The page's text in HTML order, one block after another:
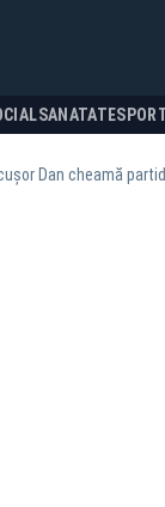
SANATATE
Dan cheamă